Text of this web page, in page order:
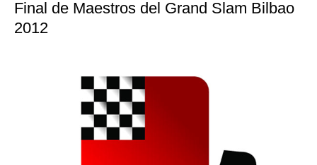
Final de Maestros del Grand Slam Bilbao
2012